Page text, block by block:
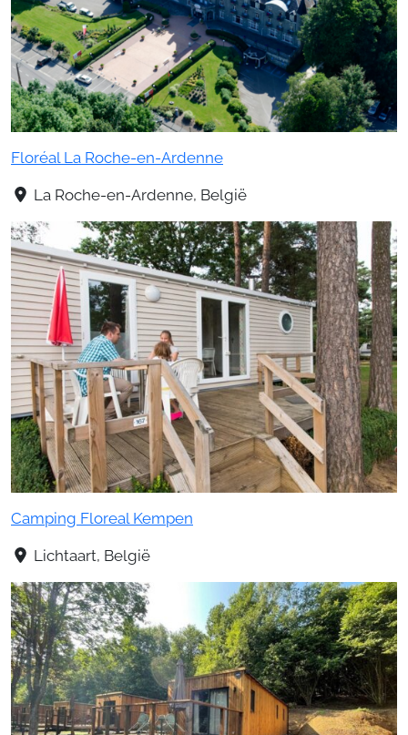
Floréal La Roche-en-Ardenne
La Roche-en-Ardenne, België
Camping Floreal Kempen
Lichtaart, België